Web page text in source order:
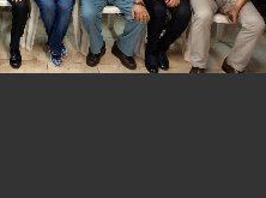
（AFP）專訪內容
外交事務》撰文指出：自由